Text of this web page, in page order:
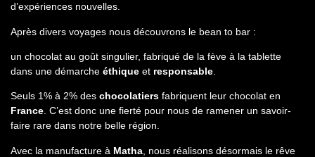
d’expériences nouvelles.
Après divers voyages nous découvrons le bean to bar :
un chocolat au goût singulier, fabriqué de la fève à la tablette
dans une démarche éthique et responsable
Seuls 1% à 2% des chocolatiers fabriquent leur chocolat en
France. C’est donc une fierté pour nous de ramener un savoir-
faire rare dans notre belle région.
Avec la manufacture à Matha , nous réalisons désormais le rêve